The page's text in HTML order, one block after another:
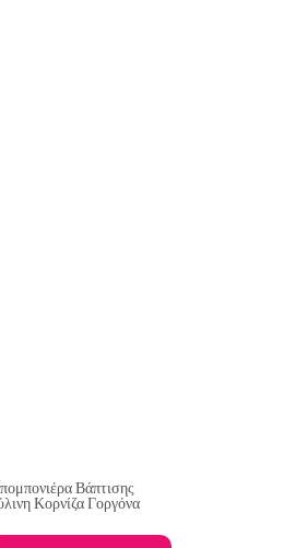
Βάπτισης
Κορνίζα Γοργόνα